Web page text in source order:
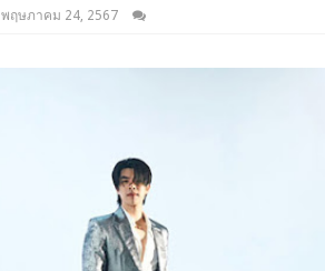
พฤษภาคม 24, 2567